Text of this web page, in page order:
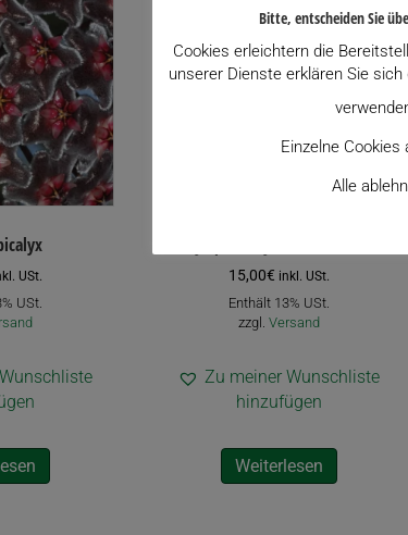
USt.
USt.
15,00€ inkl. USt.
Enthält 13% USt.
zzgl. Versand
Zu meiner Wunschliste
hinzufügen
Weiterlesen
Bitte, entscheiden Sie
Cookies erleichtern die
unserer Dienste erklären Sie
Einzelne Cookies
Alle